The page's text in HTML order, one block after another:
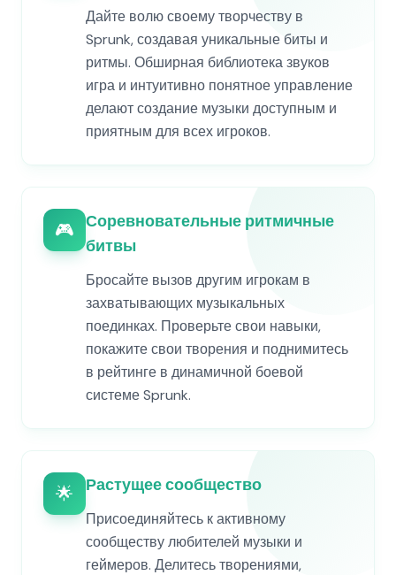
Дайте волю своему творчеству в
Sprunk, создавая уникальные биты и
ритмы. Обширная библиотека звуков
игра и интуитивно понятное управление
делают создание музыки доступным и
приятным для всех игроков.
🎮 Соревновательные ритмичные
битвы
Бросайте вызов другим игрокам в
захватывающих музыкальных
поединках. Проверьте свои навыки,
покажите свои творения и поднимитесь
в рейтинге в динамичной боевой
системе Sprunk.
🌟 Растущее сообщество
Присоединяйтесь к активному
сообществу любителей музыки и
геймеров. Делитесь творениями,